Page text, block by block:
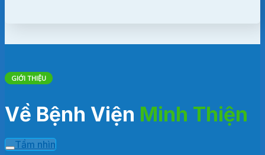
GIỚI THIỆU
Về Bệnh Viện Minh Thiện
Tầm nhìn